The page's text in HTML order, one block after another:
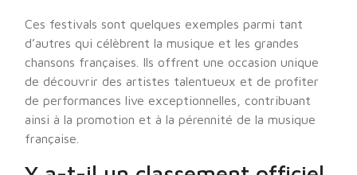
Ces festivals sont quelques exemples parmi tant
d’autres qui célèbrent la musique et les grandes
chansons françaises. Ils offrent une occasion unique
de découvrir des artistes talentueux et de profiter
de performances live exceptionnelles, contribuant
ainsi à la promotion et à la pérennité de la musique
française.